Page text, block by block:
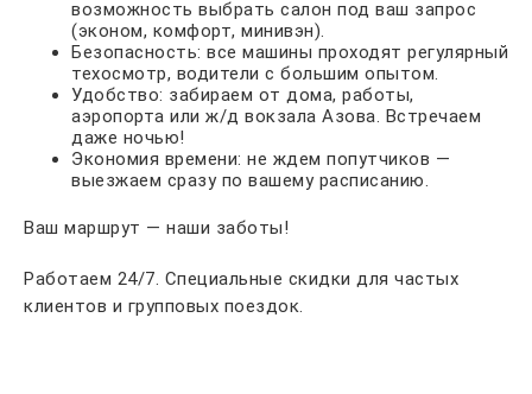
возможность выбрать салон под ваш запрос
(эконом, комфорт, минивэн).
Безопасность: все машины проходят регулярный
техосмотр, водители с большим опытом.
Удобство: забираем от дома, работы,
аэропорта или ж/д вокзала Азова. Встречаем
даже ночью!
Экономия времени: не ждем попутчиков —
выезжаем сразу по вашему расписанию.
Ваш маршрут — наши заботы!
Работаем 24/7. Специальные скидки для частых
клиентов и групповых поездок.